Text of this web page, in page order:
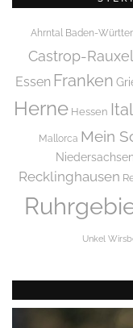
Ahrntal Baden-
Castrop-Rauxel
Essen Franken
Herne Hessen
Mallorca Mein
Niedersachsen
Recklinghausen
Unkel